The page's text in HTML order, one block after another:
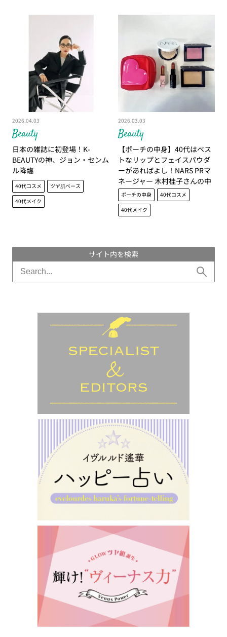
Beauty
2026.04.03
日本の雑誌に初登場！K-
BEAUTYの神、ジョン・センム
ル降臨
40代コスメ
ツヤ肌ベース
40代メイク
Beauty
2026.03.03
【ポーチの中身】40代はベス
トなリップとフェイスパウダ
ーがあればよし！NARS PRマ
ネージャー 木村桂子さんの中
身を公開！
ポーチの中身
40代コスメ
40代メイク
サイト内を検索